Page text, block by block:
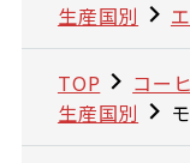
生産国別
TOP コー
生産国別